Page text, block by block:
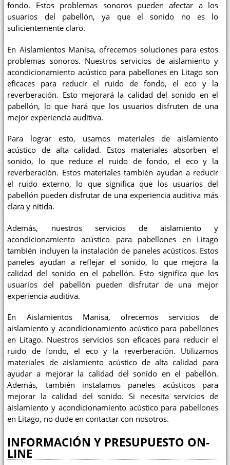
fondo. Estos problemas sonoros pueden afectar a los
usuarios del pabellón, ya que el sonido no es lo
suficientemente claro.
En Aislamientos Manisa, ofrecemos soluciones para estos
problemas sonoros. Nuestros servicios de aislamiento y
acondicionamiento acústico para pabellones en Litago son
eficaces para reducir el ruido de fondo, el eco y la
reverberación. Esto mejorará la calidad del sonido en el
pabellón, lo que hará que los usuarios disfruten de una
mejor experiencia auditiva.
Para lograr esto, usamos materiales de aislamiento
acústico de alta calidad. Estos materiales absorben el
sonido, lo que reduce el ruido de fondo, el eco y la
reverberación. Estos materiales también ayudan a reducir
el ruido externo, lo que significa que los usuarios del
pabellón pueden disfrutar de una experiencia auditiva más
clara y nítida.
Además, nuestros servicios de aislamiento y
acondicionamiento acústico para pabellones en Litago
también incluyen la instalación de paneles acústicos. Estos
paneles ayudan a reflejar el sonido, lo que mejora la
calidad del sonido en el pabellón. Esto significa que los
usuarios del pabellón pueden disfrutar de una mejor
experiencia auditiva.
En Aislamientos Manisa, ofrecemos servicios de
aislamiento y acondicionamiento acústico para pabellones
en Litago. Nuestros servicios son eficaces para reducir el
ruido de fondo, el eco y la reverberación. Utilizamos
materiales de aislamiento acústico de alta calidad para
ayudar a mejorar la calidad del sonido en el pabellón.
Además, también instalamos paneles acústicos para
mejorar la calidad del sonido. Si necesita servicios de
aislamiento y acondicionamiento acústico para pabellones
en Litago, no dude en contactar con nosotros.
INFORMACIÓN Y PRESUPUESTO ON-
LINE